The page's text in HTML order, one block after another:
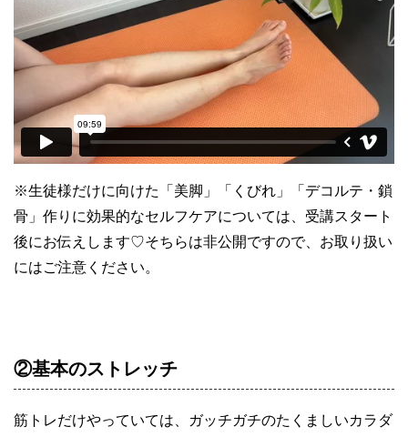
※生徒様だけに向けた「美脚」「くびれ」「デコルテ・鎖
骨」作りに効果的なセルフケアについては、受講スタート
後にお伝えします♡そちらは非公開ですので、お取り扱い
にはご注意ください。
②基本のストレッチ
筋トレだけやっていては、ガッチガチのたくましいカラダ